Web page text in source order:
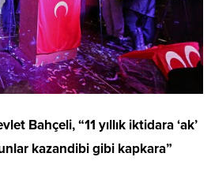
Bahçeli, “11 yıllık iktidara ‘ak’
kazandibi gibi kapkara”